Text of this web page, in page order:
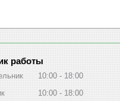
работы
10:00
18:00
10:00
18:00